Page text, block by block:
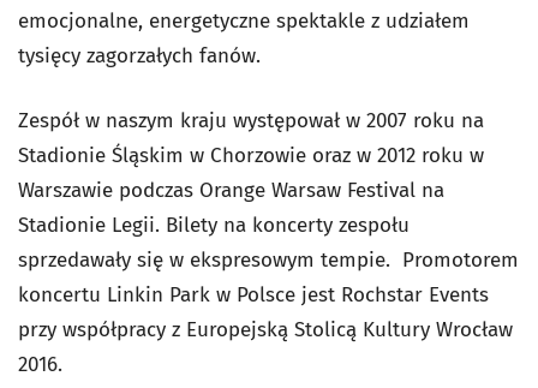
emocjonalne, energetyczne spektakle z udziałem
tysięcy zagorzałych fanów.
Zespół w naszym kraju występował w 2007 roku na
Stadionie Śląskim w Chorzowie oraz w 2012 roku w
Warszawie podczas Orange Warsaw Festival na
Stadionie Legii. Bilety na koncerty zespołu
sprzedawały się w ekspresowym tempie. Promotorem
koncertu Linkin Park w Polsce jest Rochstar Events
przy współpracy z Europejską Stolicą Kultury Wrocław
2016.